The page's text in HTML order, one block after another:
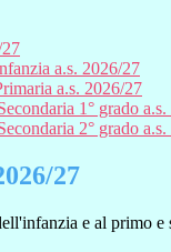
a.s. 2026/27
a.s. 2026/27
1° grado
2° grado
27
e al primo e